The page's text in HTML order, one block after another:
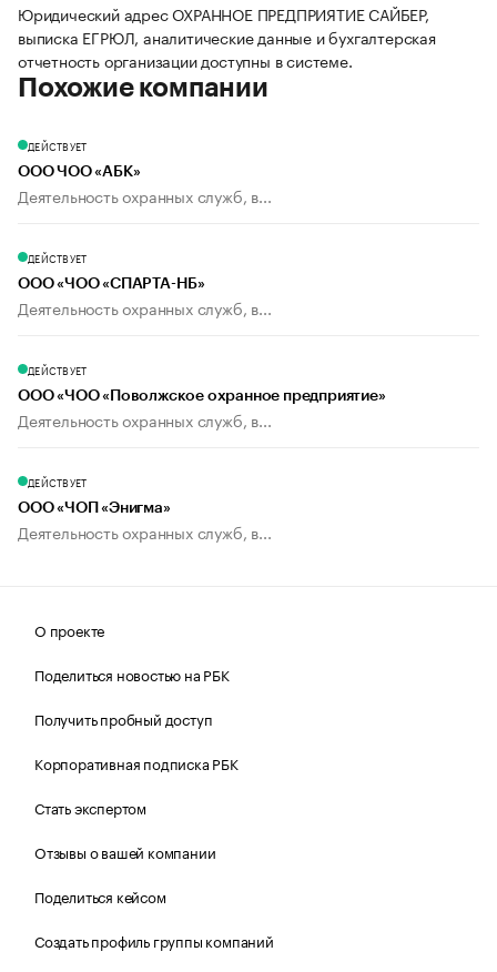
Юридический адрес ОХРАННОЕ ПРЕДПРИЯТИЕ САЙБЕР,
выписка ЕГРЮЛ, аналитические данные и бухгалтерская
отчетность организации доступны в системе.
Похожие компании
ДЕЙСТВУЕТ
ООО ЧОО «АБК»
Деятельность охранных служб, в...
ДЕЙСТВУЕТ
ООО «ЧОО «СПАРТА-НБ»
Деятельность охранных служб, в...
ДЕЙСТВУЕТ
ООО «ЧОО «Поволжское охранное предприятие»
Деятельность охранных служб, в...
ДЕЙСТВУЕТ
ООО «ЧОП «Энигма»
Деятельность охранных служб, в...
О проекте
Поделиться новостью на РБК
Получить пробный доступ
Корпоративная подписка РБК
Стать экспертом
Отзывы о вашей компании
Поделиться кейсом
Создать профиль группы компаний